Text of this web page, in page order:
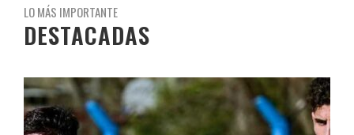
LO MÁS IMPORTANTE
DESTACADAS